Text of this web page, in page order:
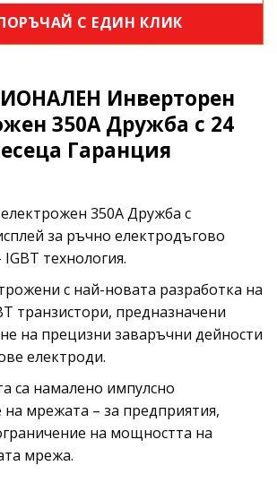
С ЕДИН КЛИК
Инверторен
350A Дружба с 24
Гаранция
350A Дружба с
за ръчно електродъгово
технология.
с най-новата разработка на
транзистори, предназначени
на прецизни заваръчни дейности
електроди.
са намалено импулсно
мрежата – за предприятия,
на мощността на
мрежа.